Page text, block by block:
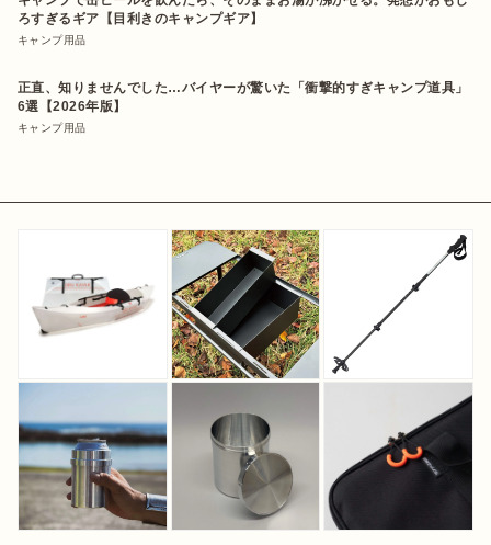
ろすぎるギア【目利きのキャンプギア】
キャンプ用品
正直、知りませんでした…バイヤーが驚いた「衝撃的すぎキャンプ道具」
6選【2026年版】
キャンプ用品